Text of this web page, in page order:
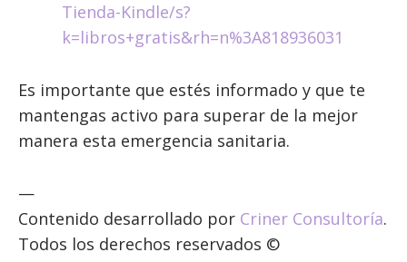
Tienda-Kindle/s?
k=libros+gratis&rh=n%3A818936031
Es importante que estés informado y que te
mantengas activo para superar de la mejor
manera esta emergencia sanitaria.
—
Contenido desarrollado por Criner Consultoría.
Todos los derechos reservados ©